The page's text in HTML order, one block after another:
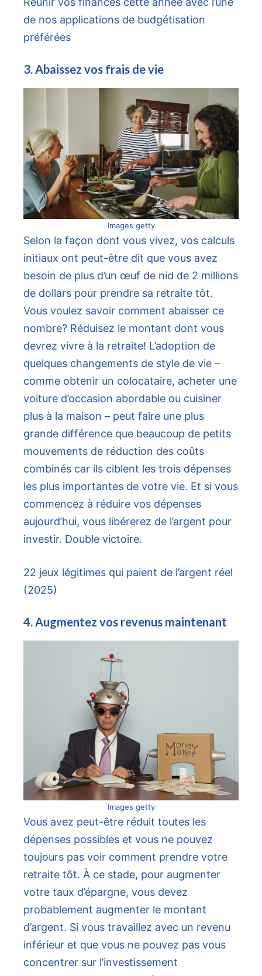
de nos applications de budgétisation
préférées
3. Abaissez vos frais de vie
Images getty
Selon la façon dont vous vivez, vos calculs
initiaux ont peut-être dit que vous avez
besoin de plus d’un œuf de nid de 2 millions
de dollars pour prendre sa retraite tôt.
Vous voulez savoir comment abaisser ce
nombre? Réduisez le montant dont vous
devrez vivre à la retraite! L’adoption de
quelques changements de style de vie –
comme obtenir un colocataire, acheter une
voiture d’occasion abordable ou cuisiner
plus à la maison – peut faire une plus
grande différence que beaucoup de petits
mouvements de réduction des coûts
combinés car ils ciblent les trois dépenses
les plus importantes de votre vie. Et si vous
commencez à réduire vos dépenses
aujourd’hui, vous libérerez de l’argent pour
investir. Double victoire.
22 jeux légitimes qui paient de l’argent réel
(2025)
4. Augmentez vos revenus maintenant
Images getty
Vous avez peut-être réduit toutes les
dépenses possibles et vous ne pouvez
toujours pas voir comment prendre votre
retraite tôt. À ce stade, pour augmenter
votre taux d’épargne, vous devez
probablement augmenter le montant
d’argent. Si vous travaillez avec un revenu
inférieur et que vous ne pouvez pas vous
concentrer sur l’investissement